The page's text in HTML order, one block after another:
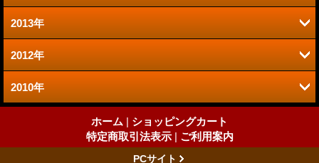
8月 (1)
7月 (1)
5月 (1)
12月 (1)
11月 (1)
10月 (1)
2013年
8月 (2)
7月 (4)
2012年
12月 (5)
2010年
ホーム | ショッピングカート
特定商取引法表示 | ご利用案内
PCサイト